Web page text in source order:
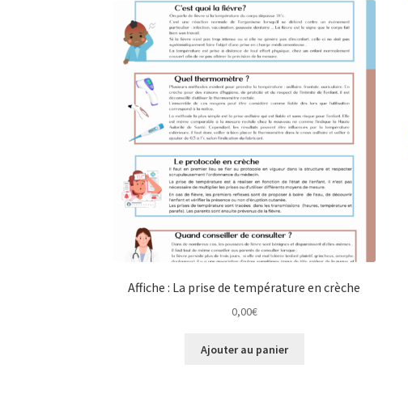
Affiche : La prise de température en crèche
0,00€
Ajouter au panier